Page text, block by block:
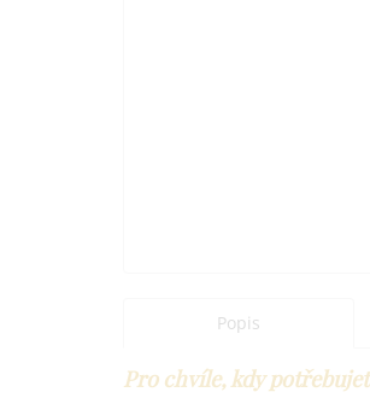
Popis
Pro chvíle, kdy